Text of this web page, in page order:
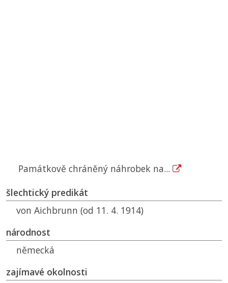
Památkově chráněný náhrobek na...
šlechtický predikát
von Aichbrunn (od 11. 4. 1914)
národnost
německá
zajímavé okolnosti